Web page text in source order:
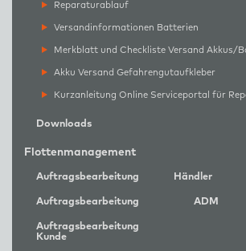
Reparaturablauf
Versandinformationen Batterien
Merkblatt und Checkliste Versand Akkus/
Akku Versand Gefahrengutaufkleber
Kurzanleitung Online Serviceportal für
Downloads
Flottenmanagement
Auftragsbearbeitung Händler
Auftragsbearbeitung ADM
Auftragsbearbeitung
Kunde